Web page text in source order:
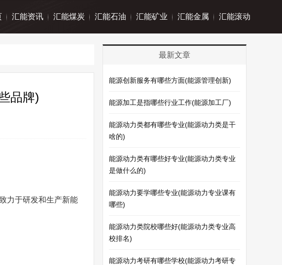
汇能资讯 汇能煤炭 汇能石油 汇能矿业 汇能金属 汇能滚动
品牌)
力于研发和生产新能
最新文章
能源创新服务有哪些方面(能源管理创新)
能源加工是指哪些行业工作(能源加工厂)
能源动力类都有哪些专业(能源动力类是干
啥的)
能源动力类有哪些好专业(能源动力类专业
是做什么的)
能源动力要学哪些专业(能源动力专业课有
哪些)
能源动力类院校哪些好(能源动力类专业高
校排名)
能源动力考研有哪些学校(能源动力考研专